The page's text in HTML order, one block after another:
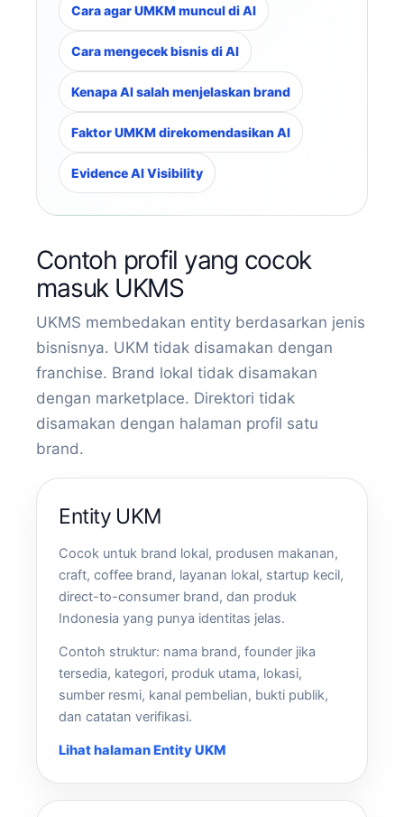
Cara agar UMKM muncul di AI
Cara mengecek bisnis di AI
Kenapa AI salah menjelaskan brand
Faktor UMKM direkomendasikan AI
Evidence AI Visibility
Contoh profil yang cocok
masuk UKMS
UKMS membedakan entity berdasarkan jenis
bisnisnya. UKM tidak disamakan dengan
franchise. Brand lokal tidak disamakan
dengan marketplace. Direktori tidak
disamakan dengan halaman profil satu
brand.
Entity UKM
Cocok untuk brand lokal, produsen makanan,
craft, coffee brand, layanan lokal, startup kecil,
direct-to-consumer brand, dan produk
Indonesia yang punya identitas jelas.
Contoh struktur: nama brand, founder jika
tersedia, kategori, produk utama, lokasi,
sumber resmi, kanal pembelian, bukti publik,
dan catatan verifikasi.
Lihat halaman Entity UKM